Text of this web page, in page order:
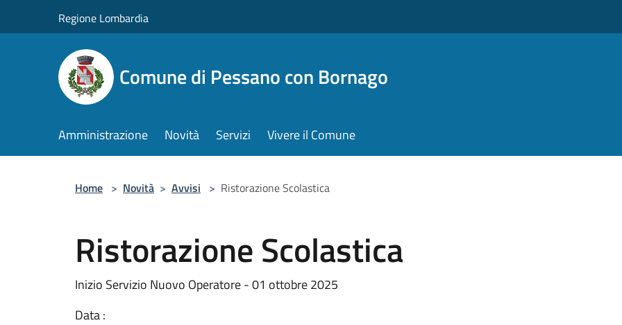
Regione Lombardia
Comune di Pessano con Bornago
Amministrazione Novità Servizi Vivere il Comune
Home > Novità > Avvisi > Ristorazione Scolastica
Ristorazione Scolastica
Inizio Servizio Nuovo Operatore - 01 ottobre 2025
Data :